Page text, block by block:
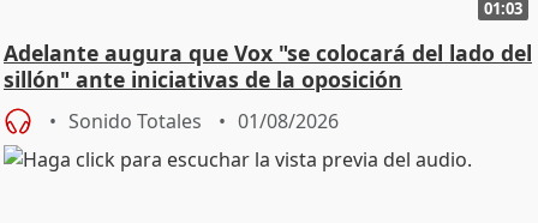
01:03
Adelante augura que Vox "se colocará del lado del
sillón" ante iniciativas de la oposición
Sonido Totales 01/08/2026